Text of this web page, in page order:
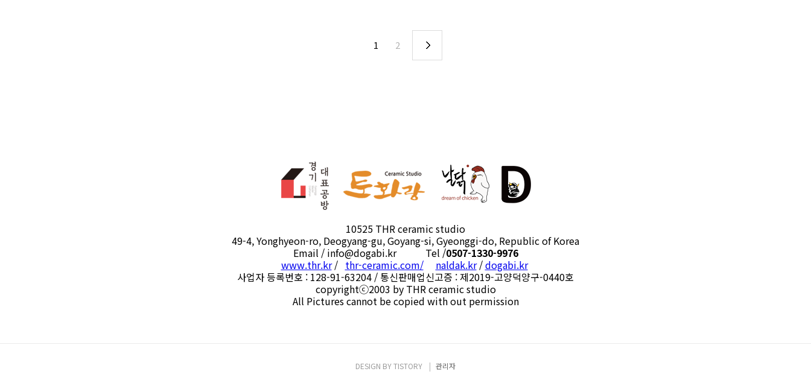
1 2
10525 THR ceramic studio
49-4, Yonghyeon-ro, Deogyang-gu, Goyang-si, Gyeonggi-do, Republic of Korea
Email / info@dogabi.kr Tel /0507-1330-9976
www.thr.kr/ thr-ceramic.com/ naldak.kr/dogabi.kr
사업자 등록번호 : 128-91-63204 / 통신판매업신고증 : 제2019-고양덕양구-0440호
copyrightⓒ2003 by THR ceramic studio
All Pictures cannot be copied with out permission
DESIGN BYTISTORY 관리자